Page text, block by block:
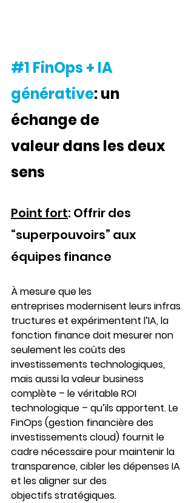
#1 FinOps + IA
générative: un
échange de
valeur dans les deux
sens
Point fort: Offrir des
“superpouvoirs” aux
équipes finance
À mesure que les
entreprises modernisent leurs infras
tructures et expérimentent l’IA, la
fonction finance doit mesurer non
seulement les coûts des
investissements technologiques,
mais aussi la valeur business
complète – le véritable ROI
technologique – qu’ils apportent. Le
FinOps (gestion financière des
investissements cloud) fournit le
cadre nécessaire pour maintenir la
transparence, cibler les dépenses IA
et les aligner sur des
objectifs stratégiques.